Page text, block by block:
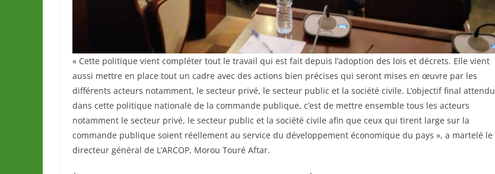
« Cette politique vient compléter tout le travail qui est fait depuis l’adoption des lois et décrets. Elle vient
aussi mettre en place tout un cadre avec des actions bien précises qui seront mises en œuvre par les
différents acteurs notamment, le secteur privé, le secteur public et la société civile. L’objectif final attendu
dans cette politique nationale de la commande publique, c’est de mettre ensemble tous les acteurs
notamment le secteur privé, le secteur public et la société civile afin que ceux qui tirent large sur la
commande publique soient réellement au service du développement économique du pays », a martelé le
directeur général de L’ARCOP, Morou Touré Aftar.